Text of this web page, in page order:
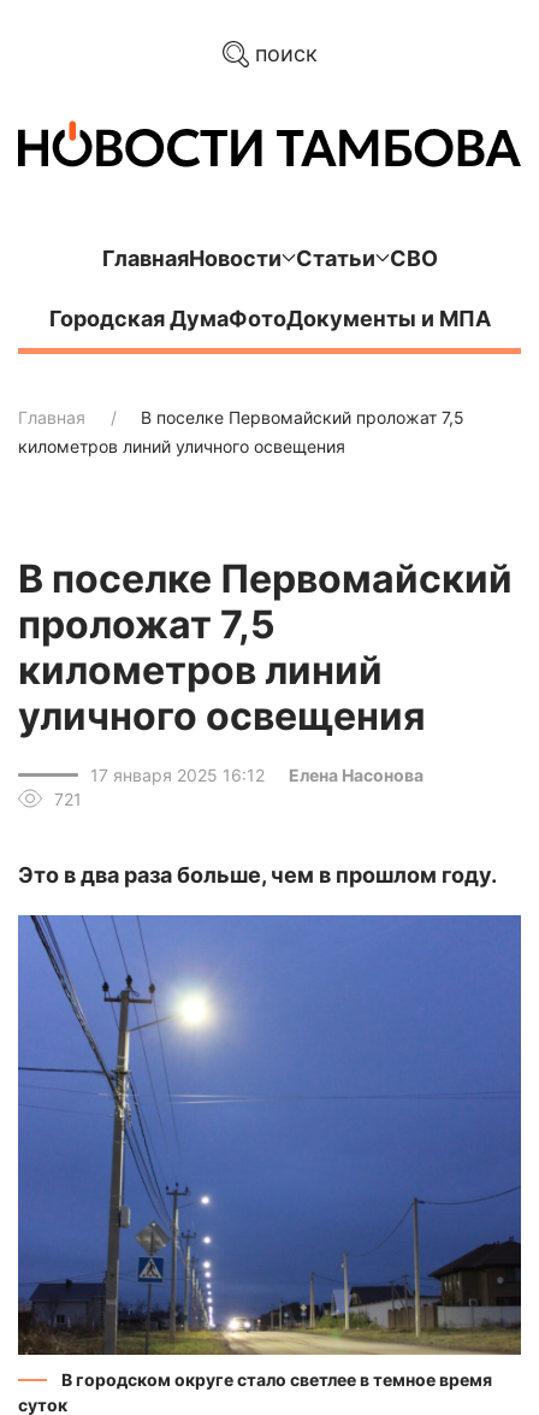
поиск
ГлавнаяНовости Статьи СВО
Городская ДумаФотоДокументы и МПА
Главная
В поселке Первомайский проложат 7,5
километров линий уличного освещения
В поселке Первомайский
проложат 7,5
километров линий
уличного освещения
17 января 2025 16:12
Елена Насонова
721
Это в два раза больше, чем в прошлом году.
В городском округе стало светлее в темное время
суток